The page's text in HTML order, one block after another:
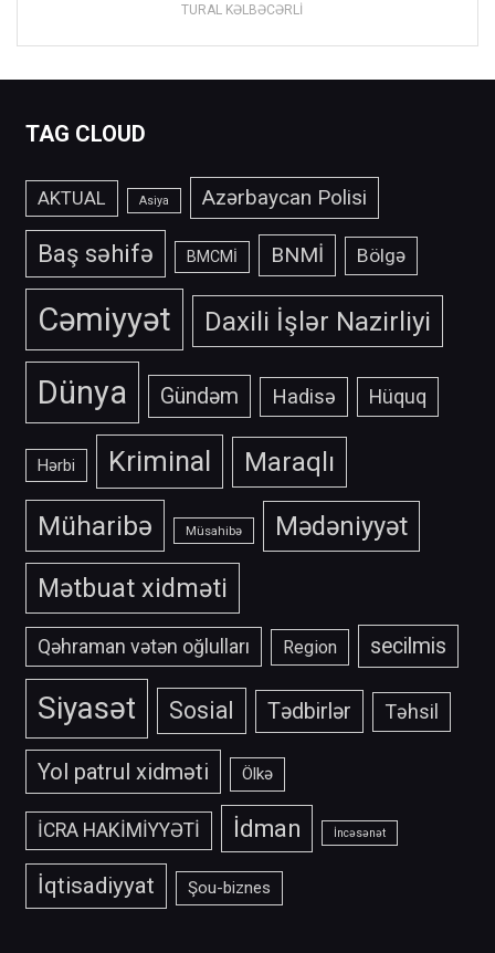
TURAL KƏLBƏCƏRLİ
TAG CLOUD
AKTUAL Asiya Azərbaycan Polisi
Baş səhifə BMCMİ BNMİ Bölgə
Cəmiyyət Daxili İşlər Nazirliyi
Dünya Gündəm Hadisə Hüquq
Hərbi Kriminal Maraqlı
Müharibə Müsahibə
Mədəniyyət
Mətbuat xidməti
Qəhraman vətən oğlulları Region secilmis
Siyasət Sosial Tədbirlər Təhsil
Yol patrul xidməti Ölkə
İCRA HAKİMİYYƏTİ İdman İncəsənət
İqtisadiyyat Şou-biznes